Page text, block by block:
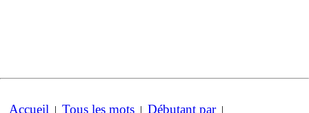
Accueil | Tous les mots | Débutant par|